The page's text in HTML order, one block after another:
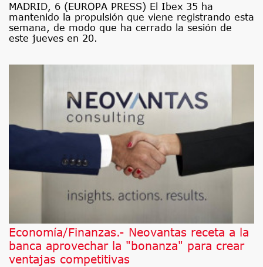
MADRID, 6 (EUROPA PRESS) El Ibex 35 ha
mantenido la propulsión que viene registrando esta
semana, de modo que ha cerrado la sesión de
este jueves en 20.
Economía/Finanzas.- Neovantas receta a la
banca aprovechar la "bonanza" para crear
ventajas competitivas